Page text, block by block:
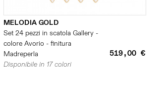
MELODIA GOLD
Set 24 pezzi in scatola Gallery -
colore Avorio - finitura
Madreperla
519,00 €
Disponibile in 17 colori